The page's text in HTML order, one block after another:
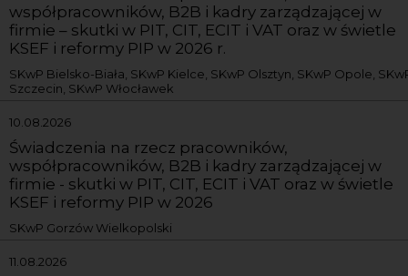
współpracowników, B2B i kadry zarządzającej w
firmie – skutki w PIT, CIT, ECIT i VAT oraz w świetle
KSEF i reformy PIP w 2026 r.
SKwP Bielsko-Biała, SKwP Kielce, SKwP Olsztyn, SKwP Opole,
Szczecin, SKwP Włocławek
10.08.2026
Świadczenia na rzecz pracowników,
współpracowników, B2B i kadry zarządzającej w
firmie - skutki w PIT, CIT, ECIT i VAT oraz w świetle
KSEF i reformy PIP w 2026
SKwP Gorzów Wielkopolski
11.08.2026